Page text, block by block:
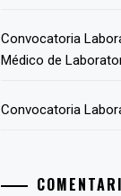
Convocatoria
Médico de
Convocatoria